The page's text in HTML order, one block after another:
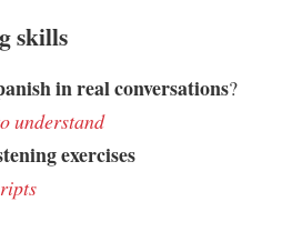
skills
in real conversations?
understand
exercises